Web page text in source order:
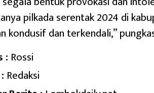
pilkada serentak 2024 di
kondusif dan terkendali,”
: Rossi
Redaksi